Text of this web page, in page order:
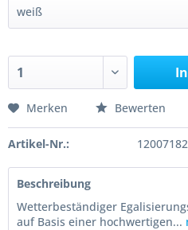
Merken Bewerten
Artikel-Nr.:
Beschreibung
Wetterbeständiger
auf Basis einer hochwertigen...